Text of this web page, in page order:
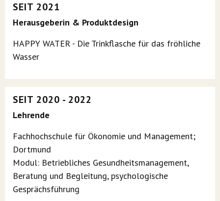
SEIT 2021
Herausgeberin & Produktdesign
HAPPY WATER - Die Trinkflasche für das fröhliche
Wasser
SEIT 2020 - 2022
Lehrende
Fachhochschule für Ökonomie und Management;
Dortmund
Modul: Betriebliches Gesundheitsmanagement,
Beratung und Begleitung, psychologische
Gesprächsführung